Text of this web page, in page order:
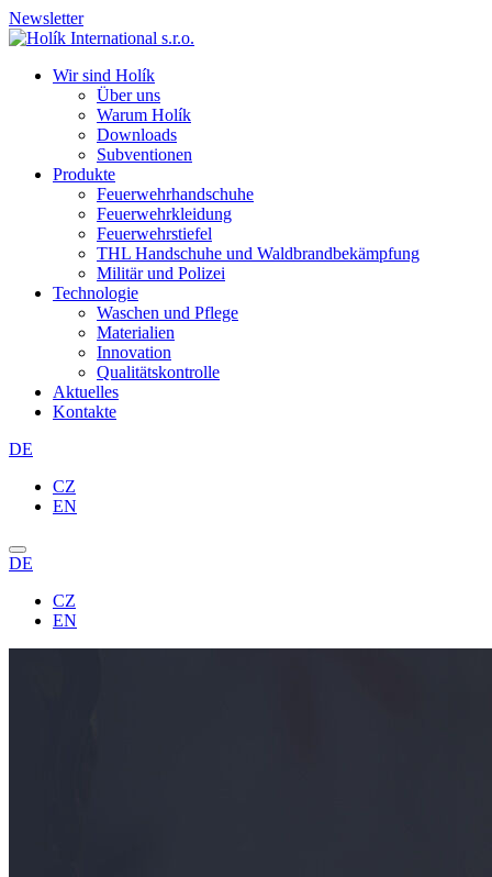
Newsletter
Wir sind Holík
Über uns
Warum Holík
Downloads
Subventionen
Produkte
Feuerwehrhandschuhe
Feuerwehrkleidung
Feuerwehrstiefel
THL Handschuhe und Waldbrandbekämpfung
Militär und Polizei
Technologie
Waschen und Pflege
Materialien
Innovation
Qualitätskontrolle
Aktuelles
Kontakte
DE
CZ
EN
DE
CZ
EN